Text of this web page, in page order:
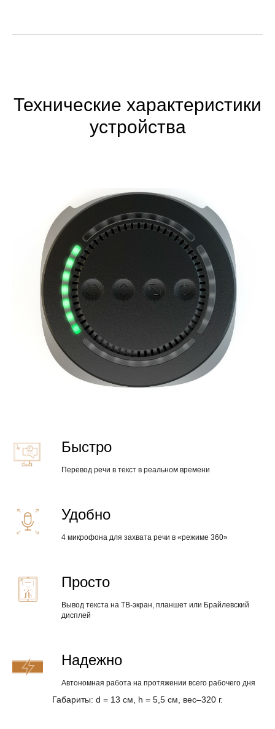
Технические характеристики
устройства
Быстро
Перевод речи в текст в реальном времени
Удобно
4 микрофона для захвата речи в «режиме 360»
Просто
Вывод текста на ТВ-экран, планшет или Брайлевский
дисплей
Надежно
Автономная работа на протяжении всего рабочего дня
Габариты: d = 13 см, h = 5,5 см, вес–320 г.